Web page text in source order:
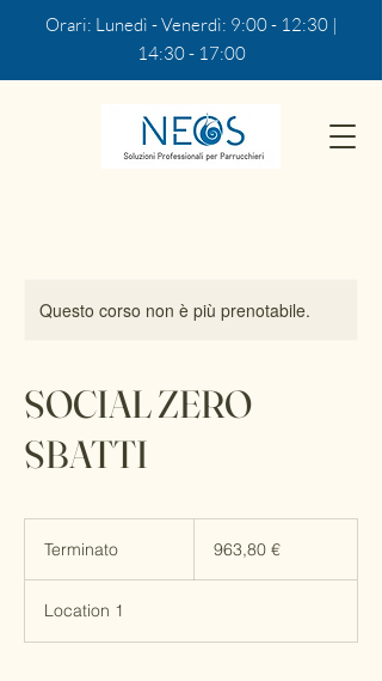
Orari: Lunedì - Venerdì: 9:00 - 12:30 |
14:30 - 17:00
Questo corso non è più prenotabile.
SOCIAL ZERO
SBATTI
Terminato
m
i
963,80 €
Location 1